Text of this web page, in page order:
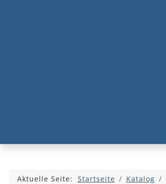
Aktuelle Seite: Startseite Katalog